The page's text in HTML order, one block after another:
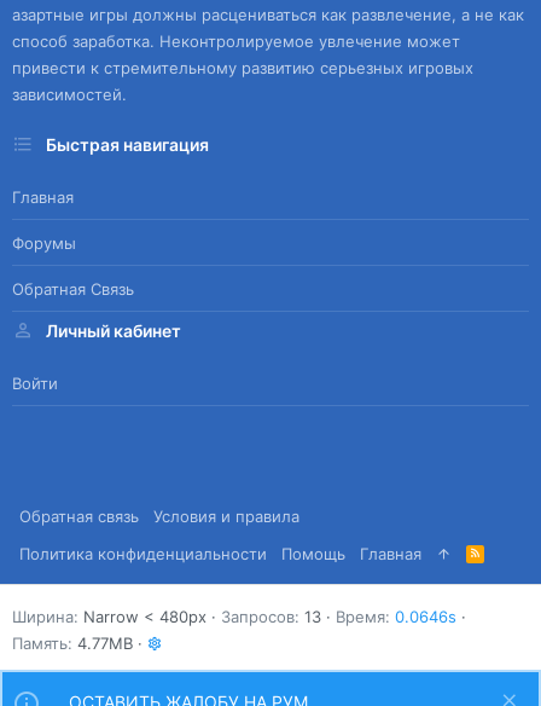
азартные игры должны расцениваться как развлечение, а не как
способ заработка. Неконтролируемое увлечение может
привести к стремительному развитию серьезных игровых
зависимостей.
Быстрая навигация
Главная
Форумы
Обратная Связь
Личный кабинет
Войти
Обратная связь
Условия и правила
Политика конфиденциальности
Помощь Главная
R
S
S
Ширина Запросов 13 Время 0.0646s
Память 4.77MB
ОСТАВИТЬ ЖАЛОБУ НА РУМ